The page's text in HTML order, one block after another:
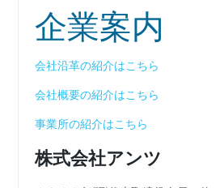
企業案内
会社沿革の紹介はこちら
会社概要の紹介はこちら
事業所の紹介はこちら
株式会社アンツ